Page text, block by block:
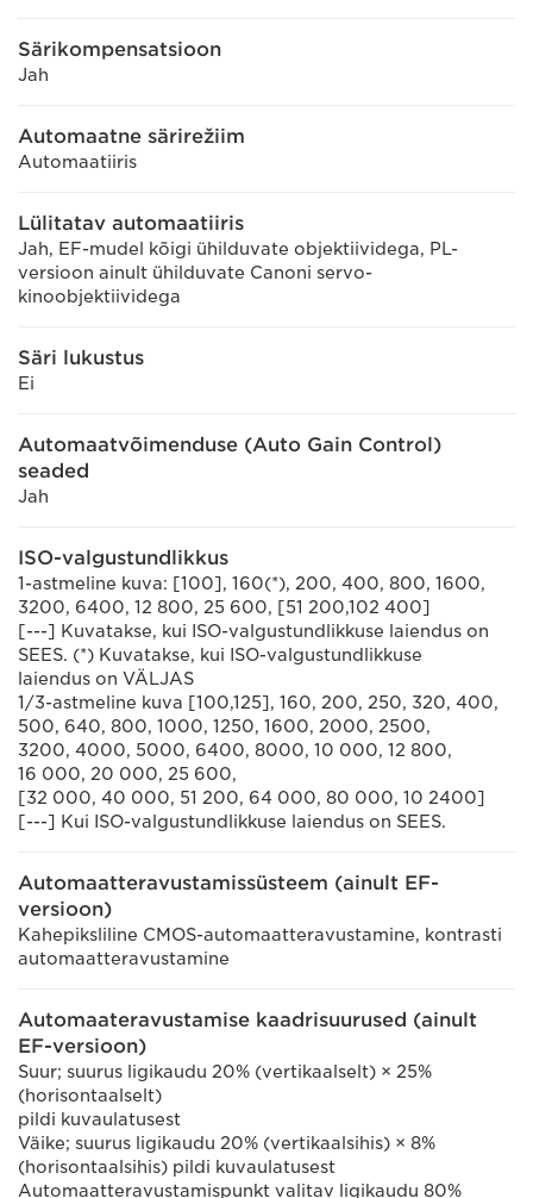
Särikompensatsioon
Jah
Automaatne särirežiim
Automaatiiris
Lülitatav automaatiiris
Jah, EF-mudel kõigi ühilduvate objektiividega, PL-
versioon ainult ühilduvate Canoni servo-
kinoobjektiividega
Säri lukustus
Ei
Automaatvõimenduse (Auto Gain Control)
seaded
Jah
ISO-valgustundlikkus
1-astmeline kuva: [100], 160(*), 200, 400, 800, 1600,
3200, 6400, 12 800, 25 600, [51 200,102 400]
[---] Kuvatakse, kui ISO-valgustundlikkuse laiendus on
SEES. (*) Kuvatakse, kui ISO-valgustundlikkuse
laiendus on VÄLJAS
1/3-astmeline kuva [100,125], 160, 200, 250, 320, 400,
500, 640, 800, 1000, 1250, 1600, 2000, 2500,
3200, 4000, 5000, 6400, 8000, 10 000, 12 800,
16 000, 20 000, 25 600,
[32 000, 40 000, 51 200, 64 000, 80 000, 10 2400]
[---] Kui ISO-valgustundlikkuse laiendus on SEES.
Automaatteravustamissüsteem (ainult EF-
versioon)
Kahepiksliline CMOS-automaatteravustamine, kontrasti
automaatteravustamine
Automaateravustamise kaadrisuurused (ainult
EF-versioon)
Suur; suurus ligikaudu 20% (vertikaalselt) × 25%
(horisontaalselt)
pildi kuvaulatusest
Väike; suurus ligikaudu 20% (vertikaalsihis) × 8%
(horisontaalsihis) pildi kuvaulatusest
Automaatteravustamispunkt valitav ligikaudu 80%